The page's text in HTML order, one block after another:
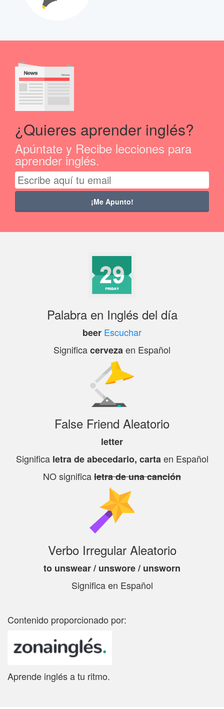
¿Quieres aprender inglés?
Apúntate y Recibe lecciones para
aprender inglés.
Palabra en Inglés del día
beer Escuchar
Significacervezaen Español
False Friend Aleatorio
letter
Significa letra de abecedario, carta en Español
NO significaletra de una canción
Verbo Irregular Aleatorio
to unswear / unswore / unsworn
Significaen Español
Contenido proporcionado por:
Aprende inglés a tu ritmo.